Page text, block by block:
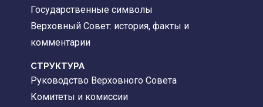
Государственные символы
Верховный Совет: история, факты и
комментарии
CТРУКТУРА
Руководство Верховного Совета
Комитеты и комиссии